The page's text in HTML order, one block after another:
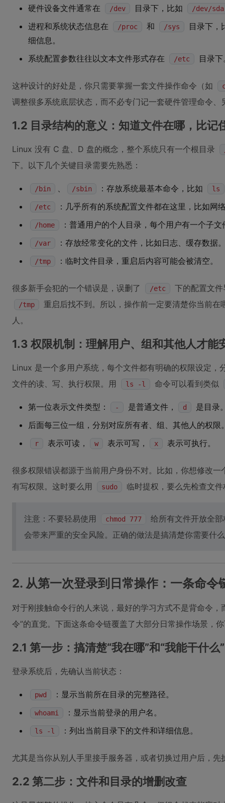
硬件设备文件通常在 /dev 目录下，比如 /dev/sda
进程和系统状态信息在 /proc 和 /sys
目录下，
细信息。
系统配置参数往往以文本文件形式存在
/etc 目录下
这种设计的好处是，你只需要掌握一套文件操作命令（如
调整很多系统底层状态，而不必专门记一套硬件管理命令、
1.2 目录结构的意义：知道文件在哪，比记
Linux 没有 C 盘、D 盘的概念，整个系统只有一个根目录
下。以下几个关键目录需要先熟悉：
/bin 、 /sbin ：存放系统最基本命令，比如 ls
/etc ：几乎所有的系统配置文件都在这里，比如网
/home ：普通用户的个人目录，每个用户有一个子文
/var ：存放经常变化的文件，比如日志、缓存数据
/tmp ：临时文件目录，重启后内容可能会被清空。
很多新手会犯的一个错误是，误删了 /etc 下的配置文
/tmp
重启后找不到。所以，操作前一定要清楚你当前
人。
1.3 权限机制：理解用户、组和其他人才能
Linux 是一个多用户系统，每个文件都有明确的权限设定，
文件的读、写、执行权限。用
ls -l 命令可以看到类似
第一位表示文件类型： - 是普通文件， d
是目录
后面每三位一组，分别对应所有者、组、其他人的权限
r 表示可读， w 表示可写， x 表示可执行。
很多权限错误都源于当前用户身份不对。比如，你想修改
有写权限。这时要么用
sudo 临时提权，要么先检查文
注意：不要轻易使用 chmod 777
给所有文件开放全
会带来严重的安全风险。正确的做法是搞清楚你需要什
2. 从第一次登录到日常操作：一条命
对于刚接触命令行的人来说，最好的学习方式不是背命令
令”的直觉。下面这条命令链覆盖了大部分日常操作场景，
2.1 第一步：搞清楚“我在哪”和“我能干什么”
登录系统后，先确认当前状态：
pwd ：显示当前所在目录的完整路径。
whoami ：显示当前登录的用户名。
ls -l ：列出当前目录下的文件和详细信息。
尤其是当你从别人手里接手服务器，或者切换过用户后，
2.2 第二步：文件和目录的增删改查